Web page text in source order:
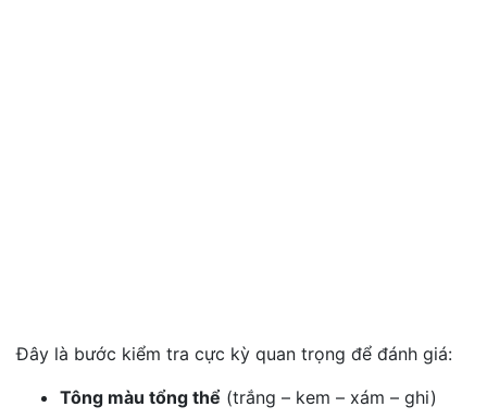
Đây là bước kiểm tra cực kỳ quan trọng để đánh giá:
Tông màu tổng thể (trắng – kem – xám – ghi)